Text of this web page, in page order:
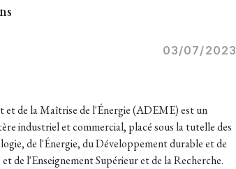
03/07/2023
et de la Maîtrise de l'Énergie (ADEME) est un
industriel et commercial, placé sous la tutelle des
de l'Énergie, du Développement durable et de
de l'Enseignement Supérieur et de la Recherche.